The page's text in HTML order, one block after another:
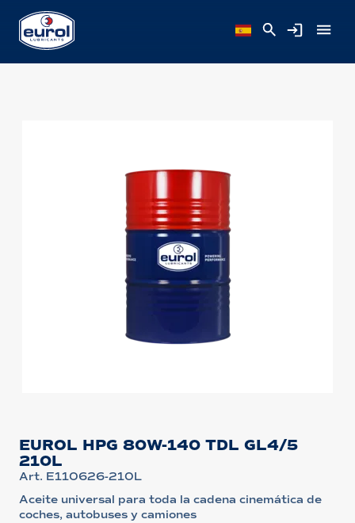
EUROL HPG 80W-140 TDL GL4/5
210L
Art. E110626-210L
Aceite universal para toda la cadena cinemática de
coches, autobuses y camiones